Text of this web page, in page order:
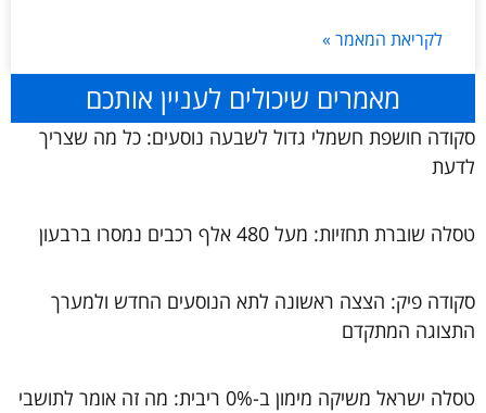
לקריאת המאמר »
מאמרים שיכולים לעניין אותכם
סקודה חושפת חשמלי גדול לשבעה נוסעים: כל מה שצריך
לדעת
טסלה שוברת תחזיות: מעל 480 אלף רכבים נמסרו ברבעון
סקודה פיק: הצצה ראשונה לתא הנוסעים החדש ולמערך
התצוגה המתקדם
טסלה ישראל משיקה מימון ב-0% ריבית: מה זה אומר לתושבי